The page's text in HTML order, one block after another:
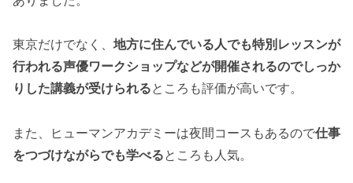
東京だけでなく、 地方に住んでいる人でも特別レッスンが
行われる声優ワークショップなどが開催されるのでしっか
りした講義が受けられるところも評価が高いです。
また、ヒューマンアカデミーは夜間コースもあるので仕事
をつづけながらでも学べるところも人気。